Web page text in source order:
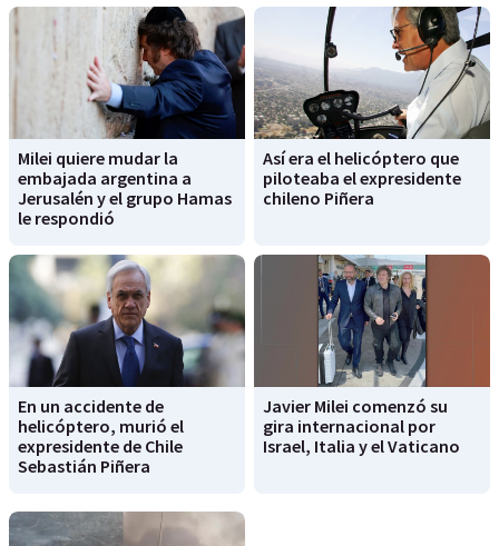
Milei quiere mudar la
embajada argentina a
Jerusalén y el grupo Hamas
le respondió
Así era el helicóptero que
piloteaba el expresidente
chileno Piñera
En un accidente de
helicóptero, murió el
expresidente de Chile
Sebastián Piñera
Javier Milei comenzó su
gira internacional por
Israel, Italia y el Vaticano